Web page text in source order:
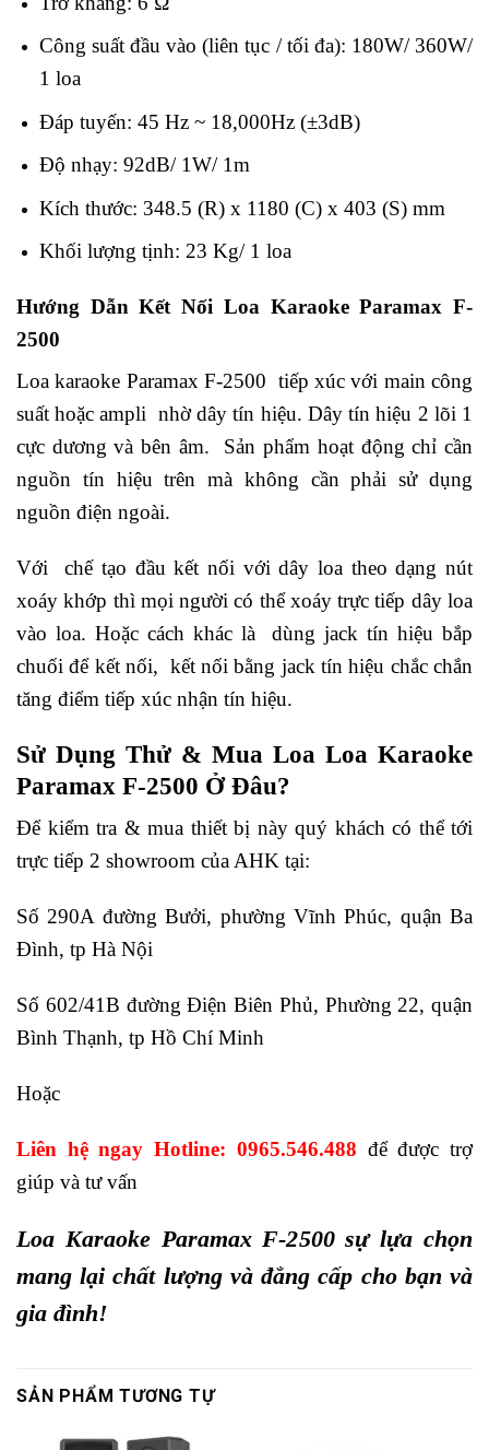
Công suất đầu vào (liên tục / tối đa): 180W/ 360W/
1 loa
Đáp tuyến: 45 Hz ~ 18,000Hz (±3dB)
Độ nhạy: 92dB/ 1W/ 1m
Kích thước: 348.5 (R) x 1180 (C) x 403 (S) mm
Khối lượng tịnh: 23 Kg/ 1 loa
Hướng Dẫn Kết Nối Loa Karaoke Paramax F-
2500
Loa karaoke Paramax F-2500 tiếp xúc với main công
suất hoặc ampli nhờ dây tín hiệu. Dây tín hiệu 2 lõi 1
cực dương và bên âm. Sản phẩm hoạt động chỉ cần
nguồn tín hiệu trên mà không cần phải sử dụng
nguồn điện ngoài.
Với chế tạo đầu kết nối với dây loa theo dạng nút
xoáy khớp thì mọi người có thể xoáy trực tiếp dây loa
vào loa. Hoặc cách khác là dùng jack tín hiệu bắp
chuối để kết nối, kết nối bằng jack tín hiệu chắc chắn
tăng điểm tiếp xúc nhận tín hiệu.
Sử Dụng Thử & Mua Loa Loa Karaoke
Paramax F-2500 Ở Đâu?
Để kiểm tra & mua thiết bị này quý khách có thể tới
trực tiếp 2 showroom của AHK tại:
Số 290A đường Bưởi, phường Vĩnh Phúc, quận Ba
Đình, tp Hà Nội
Số 602/41B đường Điện Biên Phủ, Phường 22, quận
Bình Thạnh, tp Hồ Chí Minh
Hoặc
Liên hệ ngay Hotline: 0965.546.488 để được trợ
giúp và tư vấn
Loa Karaoke Paramax F-2500 sự lựa chọn
mang lại chất lượng và đẳng cấp cho bạn và
gia đình!
SẢN PHẨM TƯƠNG TỰ